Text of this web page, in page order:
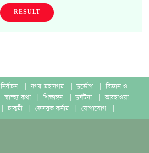
RESULT
নির্বাচন নগর-মহানগর দুর্ভোগ
বিজ্ঞান ও
স্বাস্হ্য কথা শিক্ষাঙ্গন দুর্ঘটনা
আবহাওয়া
চাকুরী ফেসবুক কর্নার যোগাযোগ